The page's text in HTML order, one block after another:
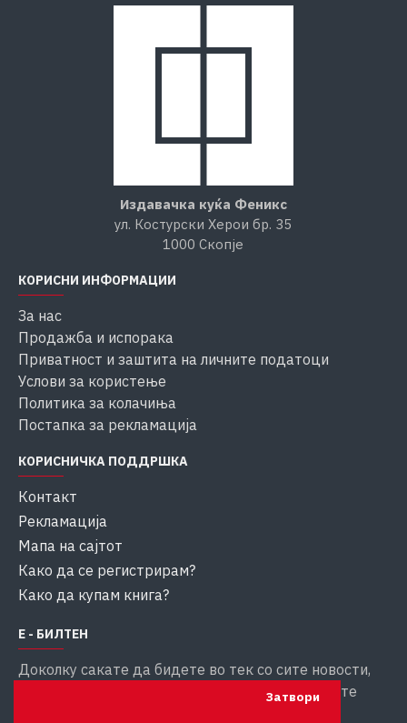
Затвори
Издавачка куќа Феникс
ул. Костурски Херои бр. 35
1000 Скопје
КОРИСНИ ИНФОРМАЦИИ
За нас
Продажба и испорака
Приватност и заштита на личните податоци
Услови за користење
Политика за колачиња
Постапка за рекламација
КОРИСНИЧКА ПОДДРШКА
Контакт
Рекламација
Мапа на сајтот
Како да се регистрирам?
Како да купам книга?
Е - БИЛТЕН
Доколку сакате да бидете во тек со сите новости,
внесете ја вашата емаил адреса за да добивате